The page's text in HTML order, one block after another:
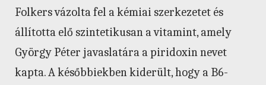
Folkers vázolta fel a kémiai szerkezetet és
állította elő szintetikusan a vitamint, amely
György Péter javaslatára a piridoxin nevet
kapta. A későbbiekben kiderült, hogy a B6-